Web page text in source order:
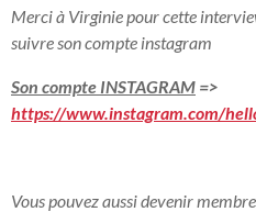
Merci à Virginie pour cette
suivre son compte instagram
Son compte INSTAGRAM =>
https://www.instagram.com/
Vous pouvez aussi devenir